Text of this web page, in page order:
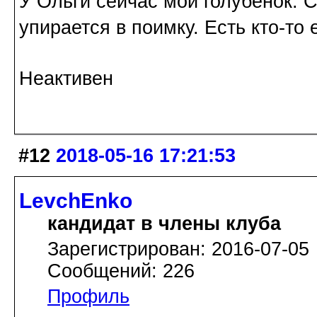
упирается в поимку. Есть кто-
Неактивен
#12 2018-05-16 17:21:53
LevchEnko
кандидат в члены клуба
Зарегистрирован: 2016-07-05
Сообщений: 226
Профиль